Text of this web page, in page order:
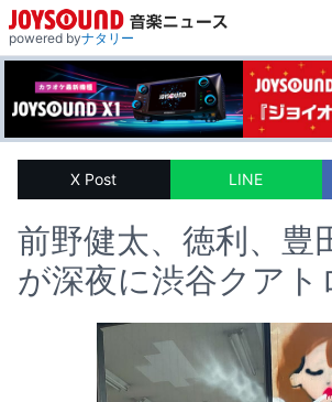
powered byナタリー
X Post LINE
前野健太、徳利、豊
が深夜に渋谷クアト